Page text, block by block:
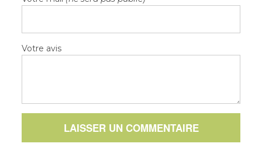
Votre avis
LAISSER UN COMMENTAIRE